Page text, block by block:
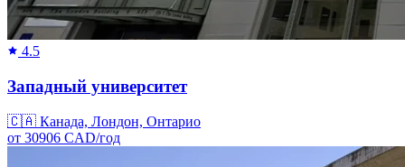
4.5
Западный университет
🇨🇦 Канада, Лондон, Онтарио
от 30906 CAD/год